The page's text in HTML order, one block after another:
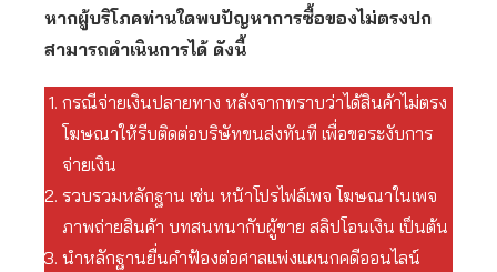
หากผู้บริโภคท่านใดพบปัญหาการซื้อของไม่ตรงปก
สามารถดำเนินการได้ ดังนี้
กรณีจ่ายเงินปลายทาง หลังจากทราบว่าได้สินค้าไม่ตรง
โฆษณาให้รีบติดต่อบริษัทขนส่งทันที เพื่อขอระงับการ
จ่ายเงิน
รวบรวมหลักฐาน เช่น หน้าโปรไฟล์เพจ โฆษณาในเพจ
ภาพถ่ายสินค้า บทสนทนากับผู้ขาย สลิปโอนเงิน เป็นต้น
นำหลักฐานยื่นคำฟ้องต่อศาลแพ่งแผนกคดีออนไลน์